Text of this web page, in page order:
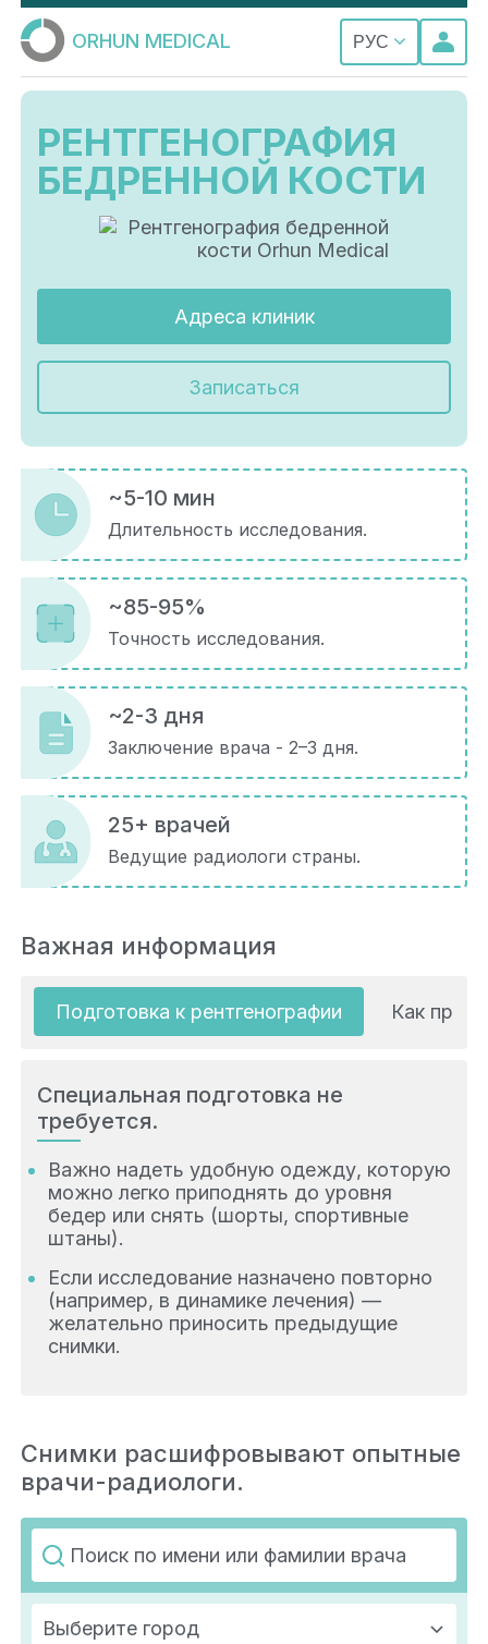
ORHUN MEDICAL РУС
РЕНТГЕНОГРАФИЯ
БЕДРЕННОЙ КОСТИ
Адреса клиник
Записаться
~5-10 мин
Длительность исследования.
~85-95%
Точность исследования.
~2-3 дня
Заключение врача - 2–3 дня.
25+ врачей
Ведущие радиологи страны.
Важная информация
Подготовка к рентгенографии Как
Специальная подготовка не
требуется.
Важно надеть удобную одежду, которую
можно легко приподнять до уровня
бедер или снять (шорты, спортивные
штаны).
Если исследование назначено повторно
(например, в динамике лечения) —
желательно приносить предыдущие
снимки.
Снимки расшифровывают опытные
врачи-радиологи.
Выберите город